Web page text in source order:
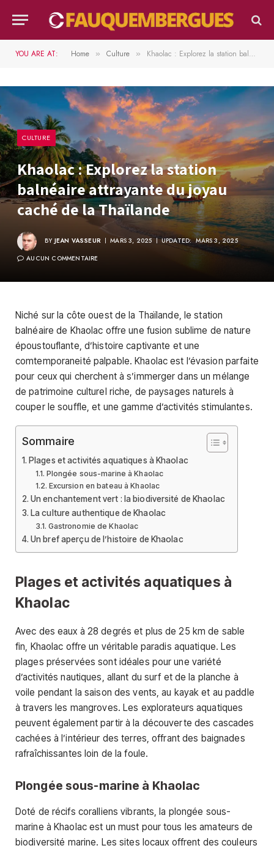
YOU ARE AT: Home » Culture » Khaolac : Explorez la station balnéaire attrayante du joyau caché de la Thaïlande
CULTURE
Khaolac : Explorez la station
balnéaire attrayante du joyau
caché de la Thaïlande
BY JEAN VASSEUR MARS 3, 2025 UPDATED: MARS 3, 2025
AUCUN COMMENTAIRE
Niché sur la côte ouest de la Thaïlande, le station
balnéaire de Khaolac offre une fusion sublime de nature
époustouflante, d’histoire captivante et une
comtemporaneité palpable. Khaolac est l’évasion parfaite
pour ceux qui cherchent à s’immerger dans un mélange
de patrimoine culturel riche, de paysages naturels à
couper le souffle, et une gamme d’activités stimulantes.
Sommaire
Plages et activités aquatiques à Khaolac
Plongée sous-marine à Khaolac
Excursion en bateau à Khaolac
Un enchantement vert : la biodiversité de Khaolac
La culture authentique de Khaolac
Gastronomie de Khaolac
Un bref aperçu de l’histoire de Khaolac
Plages et activités aquatiques à
Khaolac
Avec des eaux à 28 degrés et plus de 25 km de sable
fin, Khaolac offre un véritable paradis aquatique. Les
plages préservées sont idéales pour une variété
d’activités nautiques, allant du surf et de la planche à
voile pendant la saison des vents, au kayak et au paddle
à travers les mangroves. Les explorateurs aquatiques
peuvent également partir à la découverte des cascades
cachées à l’intérieur des terres, offrant des baignades
rafraîchissantes loin de la foule.
Plongée sous-marine à Khaolac
Doté de récifs coralliens vibrants, la plongée sous-
marine à Khaolac est un must pour tous les amateurs de
biodiversité marine. Les sites locaux offrent des couleurs